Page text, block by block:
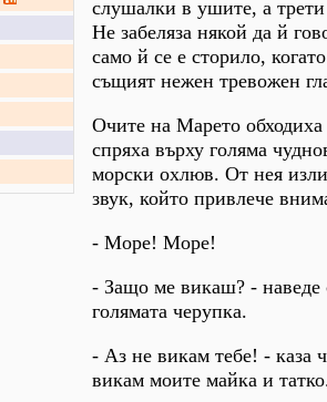
слушалки в ушите, а
Не забеляза някой да й
само й се е сторило,
същият нежен тревожен
Очите на Марето обходиха
спряха върху голяма
морски охлюв. От нея
звук, който привлече
- Море! Море!
- Защо ме викаш? - наведе
голямата черупка.
- Аз не викам тебе! - каза
викам моите майка и